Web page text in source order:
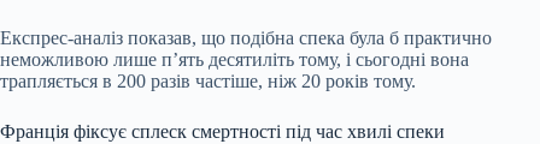
Експрес-аналіз показав, що подібна спека була б практично
неможливою лише п’ять десятиліть тому, і сьогодні вона
трапляється в 200 разів частіше, ніж 20 років тому.
Франція фіксує сплеск смертності під час хвилі спеки